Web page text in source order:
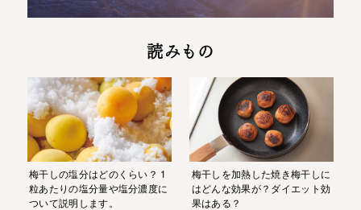
読みもの
梅干しの塩分はどのくらい？ 1
粒あたりの塩分量や塩分濃度に
ついて説明します。
梅干しを加熱した焼き梅干しに
はどんな効果が？ダイエット効
果はある？